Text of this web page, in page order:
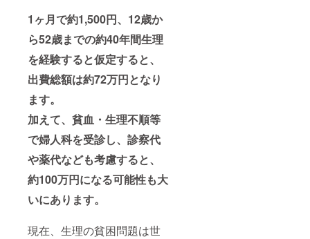
1ヶ月で約1,500円、12歳か
ら52歳までの約40年間生理
を経験すると仮定すると、
出費総額は約72万円となり
ます。
加えて、貧血・生理不順等
で婦人科を受診し、診察代
や薬代なども考慮すると、
約100万円になる可能性も大
いにあります。
現在、生理の貧困問題は世